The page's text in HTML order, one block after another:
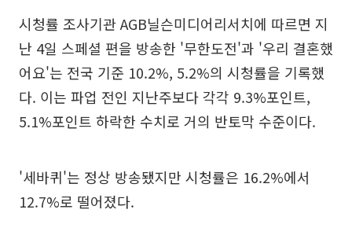
시청률 조사기관 AGB닐슨미디어리서치에 따르면 지
난 4일 스페셜 편을 방송한 '무한도전'과 '우리 결혼했
어요'는 전국 기준 10.2%, 5.2%의 시청률을 기록했
다. 이는 파업 전인 지난주보다 각각 9.3%포인트,
5.1%포인트 하락한 수치로 거의 반토막 수준이다.
'세바퀴'는 정상 방송됐지만 시청률은 16.2%에서
12.7%로 떨어졌다.